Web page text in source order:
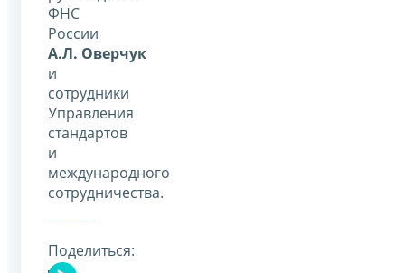
ФНС
России
А.Л. Оверчук
и
сотрудники
Управления
стандартов
и
международного
сотрудничества.
Поделиться: